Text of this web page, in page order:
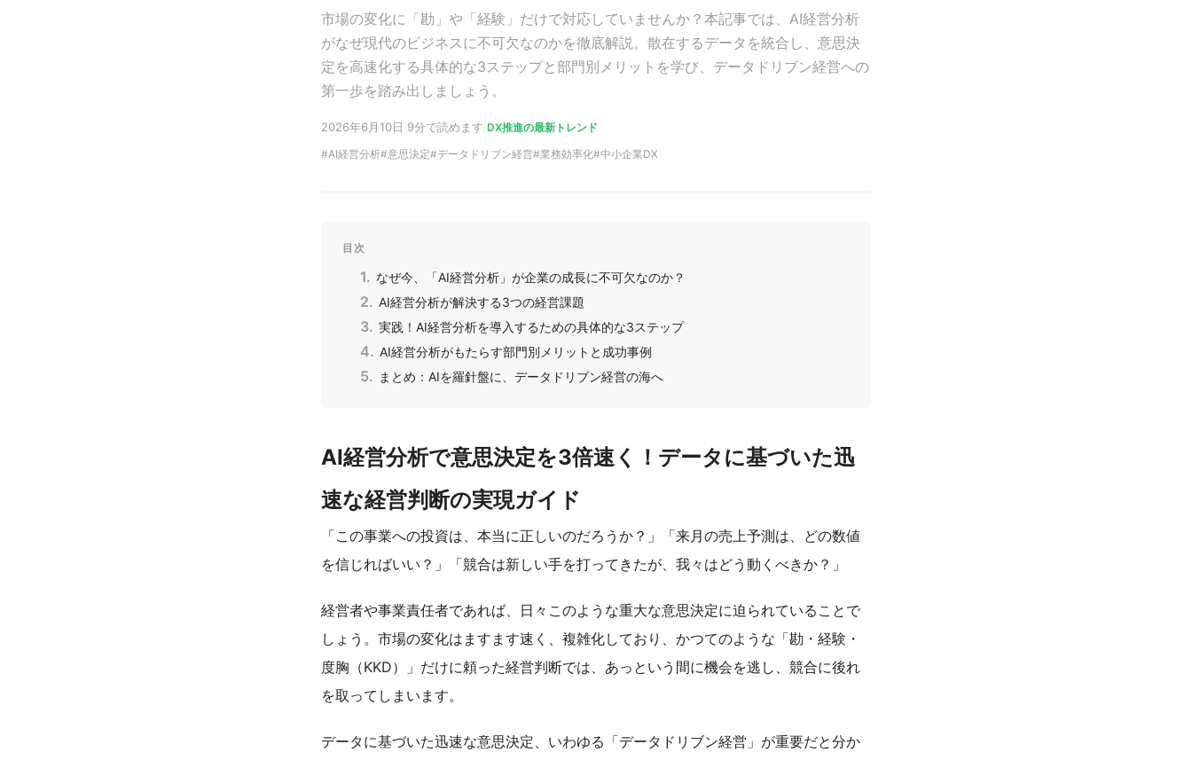
市場の変化に「勘」や「経験」だけで対応していませんか？本記事では、AI経営分析
がなぜ現代のビジネスに不可欠なのかを徹底解説。散在するデータを統合し、意思決
定を高速化する具体的な3ステップと部門別メリットを学び、データドリブン経営への
第一歩を踏み出しましょう。
2026年6月10日 9分で読めます DX推進の最新トレンド
AI経営分析 意思決定 データドリブン経営 業務効率化 中小企業DX
目次
なぜ今、「AI経営分析」が企業の成長に不可欠なのか？
AI経営分析が解決する3つの経営課題
実践！AI経営分析を導入するための具体的な3ステップ
AI経営分析がもたらす部門別メリットと成功事例
まとめ：AIを羅針盤に、データドリブン経営の海へ
AI経営分析で意思決定を3倍速く！データに基づいた迅
速な経営判断の実現ガイド
「この事業への投資は、本当に正しいのだろうか？」「来月の売上予測は、どの数値
を信じればいい？」「競合は新しい手を打ってきたが、我々はどう動くべきか？」
経営者や事業責任者であれば、日々このような重大な意思決定に迫られていることで
しょう。市場の変化はますます速く、複雑化しており、かつてのような「勘・経験・
度胸（KKD）」だけに頼った経営判断では、あっという間に機会を逃し、競合に後れ
を取ってしまいます。
データに基づいた迅速な意思決定、いわゆる「データドリブン経営」が重要だと分か